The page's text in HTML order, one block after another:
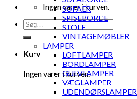
Ingen varer i kurven.
Søg
efter:
Kurv
Ingen varer i kurven.
SOFAER
SPISEBORDE
STOLE
VINTAGEMØBLER
LAMPER
LOFTLAMPER
BORDLAMPER
GULVLAMPER
VÆGLAMPER
UDENDØRSLAMPER